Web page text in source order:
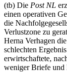
(tb) Die Post NL
einen operativen
die
Verlustzone zu
Herna Verhagen
schlechten
erwirtschaftete,
weniger Briefe und